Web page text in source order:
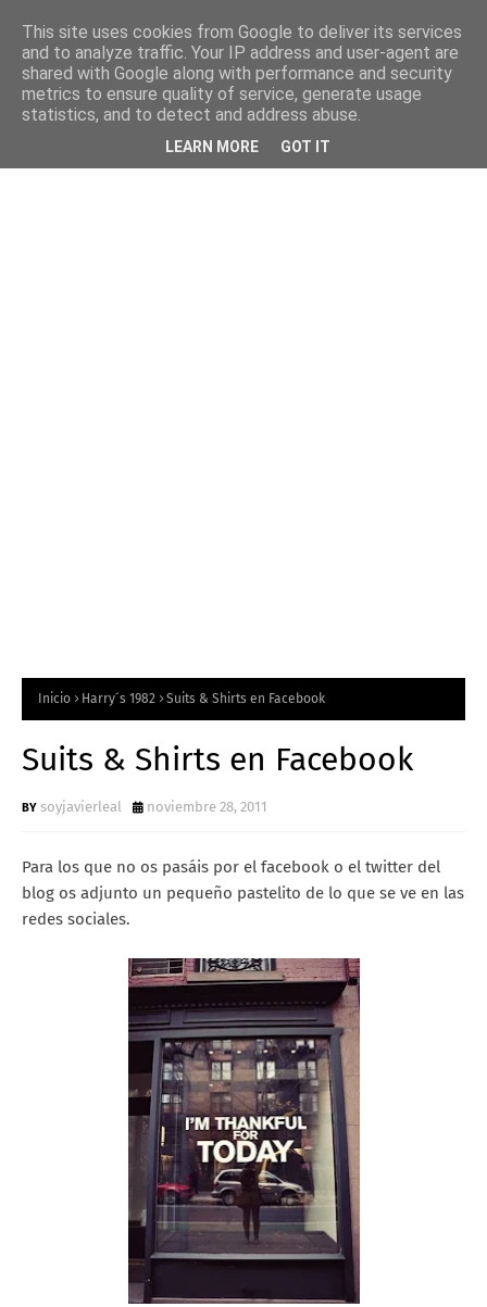
Inicio Harry´s 1982 Suits & Shirts en Facebook
Suits & Shirts en Facebook
soyjavierleal noviembre 28, 2011
Para los que no os pasáis por el facebook o el twitter del
blog os adjunto un pequeño pastelito de lo que se ve en las
redes sociales.
This site uses cookies from Google to deliver its services
and to analyze traffic. Your IP address and user-agent are
shared with Google along with performance and security
metrics to ensure quality of service, generate usage
statistics, and to detect and address abuse.
LEARN MORE GOT IT